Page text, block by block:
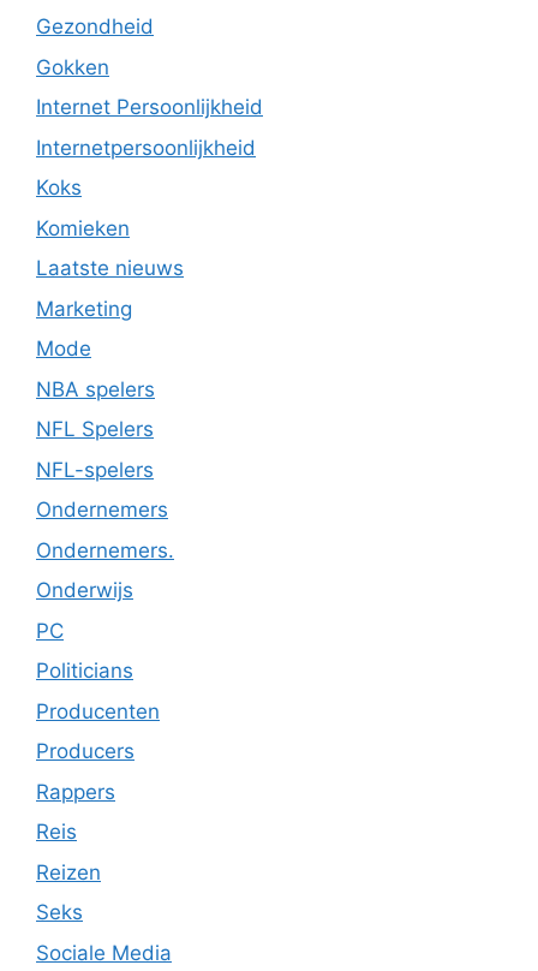
Gezondheid
Gokken
Internet Persoonlijkheid
Internetpersoonlijkheid
Koks
Komieken
Laatste nieuws
Marketing
Mode
NBA spelers
NFL Spelers
NFL-spelers
Ondernemers
Ondernemers.
Onderwijs
PC
Politicians
Producenten
Producers
Rappers
Reis
Reizen
Seks
Sociale Media